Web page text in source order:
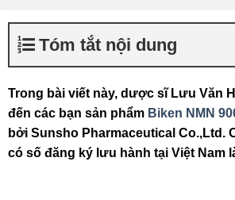
Xuất xứ Nhật Bản
Quy cách đóng gói Hộp 1 lọ 90 viên
Tóm tắt nội dung
Trong bài viết này, dược sĩ Lưu Văn
đến các bạn sản phẩm Biken NMN
bởi Sunsho Pharmaceutical Co.,Ltd.
có số đăng ký lưu hành tại Việt Nam